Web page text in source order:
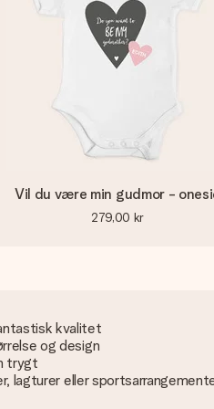
Vil du være min gudmor -
279,00 kr
kvalitet
og design
trygt
lagturer eller